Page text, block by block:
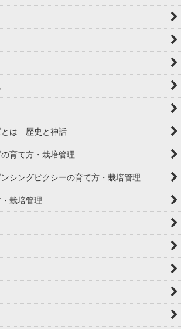
とは 歴史と神話
育て方・栽培管理
シングピクシーの育て方・栽培管理
栽培管理